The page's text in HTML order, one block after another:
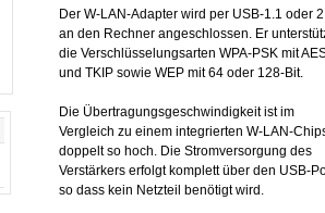
Der W-LAN-Adapter wird per USB-1.1 oder
an den Rechner angeschlossen. Er
die Verschlüsselungsarten WPA-PSK mit
und TKIP sowie WEP mit 64 oder 128-Bit.
Die Übertragungsgeschwindigkeit ist im
Vergleich zu einem integrierten W-LAN-
doppelt so hoch. Die Stromversorgung des
Verstärkers erfolgt komplett über den USB-
so dass kein Netzteil benötigt wird.